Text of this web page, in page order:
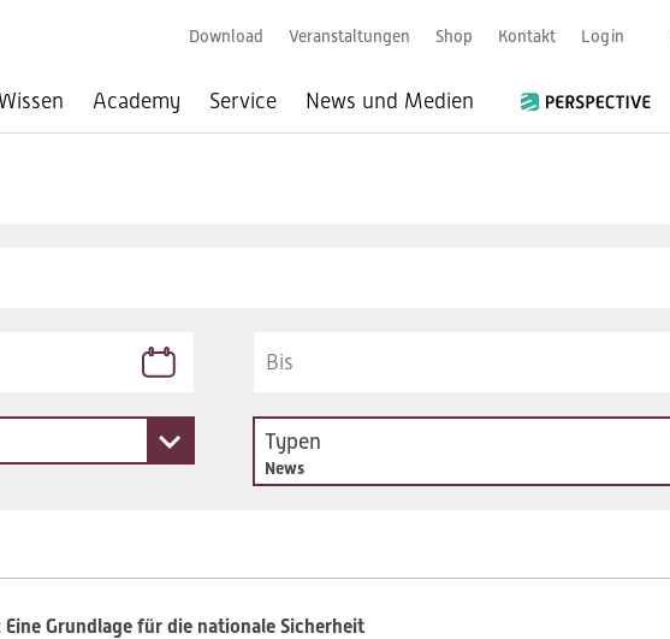
Wissen Academy Service News und Medien
Download Veranstaltungen Shop Kontakt Login
Typen
News
Grundlage für die nationale Sicherheit